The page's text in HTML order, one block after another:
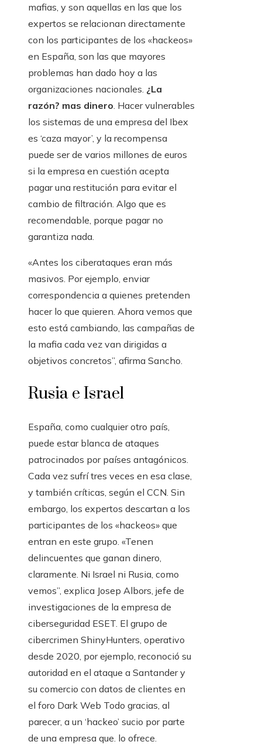
mafias, y son aquellas en las que los
expertos se relacionan directamente
con los participantes de los «hackeos»
en España, son las que mayores
problemas han dado hoy a las
organizaciones nacionales. ¿La
razón? mas dinero . Hacer vulnerables
los sistemas de una empresa del Ibex
es ‘caza mayor’, y la recompensa
puede ser de varios millones de euros
si la empresa en cuestión acepta
pagar una restitución para evitar el
cambio de filtración. Algo que es
recomendable, porque pagar no
garantiza nada.
«Antes los ciberataques eran más
masivos. Por ejemplo, enviar
correspondencia a quienes pretenden
hacer lo que quieren. Ahora vemos que
esto está cambiando, las campañas de
la mafia cada vez van dirigidas a
objetivos concretos”, afirma Sancho.
Rusia e Israel
España, como cualquier otro país,
puede estar blanca de ataques
patrocinados por países antagónicos.
Cada vez sufrí tres veces en esa clase,
y también críticas, según el CCN. Sin
embargo, los expertos descartan a los
participantes de los «hackeos» que
entran en este grupo. «Tenen
delincuentes que ganan dinero,
claramente. Ni Israel ni Rusia, como
vemos”, explica Josep Albors, jefe de
investigaciones de la empresa de
ciberseguridad ESET. El grupo de
cibercrimen ShinyHunters, operativo
desde 2020, por ejemplo, reconoció su
autoridad en el ataque a Santander y
su comercio con datos de clientes en
el foro Dark Web Todo gracias, al
parecer, a un ‘hackeo’ sucio por parte
de una empresa que. lo ofrece.